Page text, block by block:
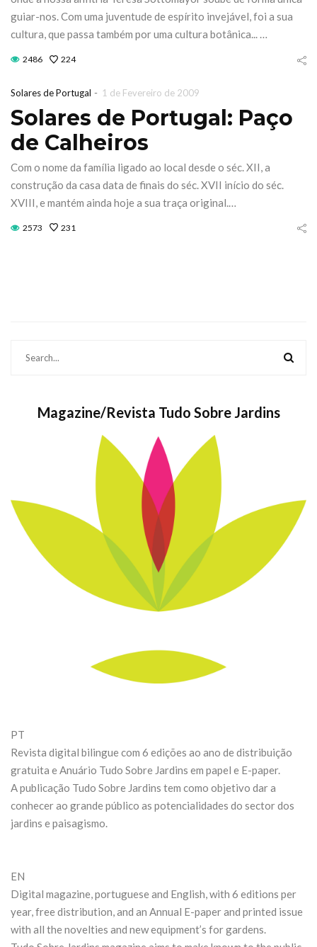
18 de
outubro
27 de Julho de 2026
CONTINUE READING
transformar
Fórum
21 de Julho de 2026
guiar-nos. Com uma juventude de espírito invejável, foi a sua
cultura, que passa também por uma cultura botânica... …
2486 224
Solares de Portugal - 1 de Fevereiro de 2009
Solares de Portugal: Paço
de Calheiros
Com o nome da família ligado ao local desde o séc. XII, a
construção da casa data de finais do séc. XVII início do séc.
XVIII, e mantém ainda hoje a sua traça original.…
2573 231
Magazine/Revista Tudo Sobre Jardins
PT
Revista digital bilingue com 6 edições ao ano de distribuição
gratuita e Anuário Tudo Sobre Jardins em papel e E-paper.
A publicação Tudo Sobre Jardins tem como objetivo dar a
conhecer ao grande público as potencialidades do sector dos
jardins e paisagismo.
EN
Digital magazine, portuguese and English, with 6 editions per
year, free distribution, and an Annual E-paper and printed issue
with all the novelties and new equipment’s for gardens.